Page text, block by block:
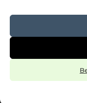
@2025